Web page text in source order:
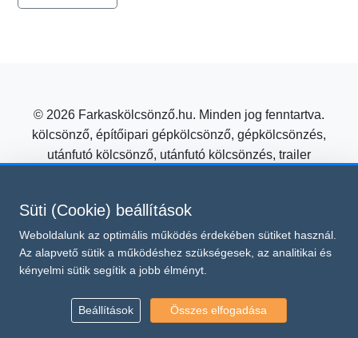
© 2026 Farkaskölcsönző.hu. Minden jog fenntartva.
kölcsönző, építőipari gépkölcsönző, gépkölcsönzés,
utánfutó kölcsönző, utánfutó kölcsönzés, trailer
Kölcsönzőtől!
Süti beállítások módosítása
Ez az oldal a reCAPTCHA v3 védelme alatt áll, amelyre a
Google Adatvédelmi irányelvei és Általános Szerződési Feltételei
vonatkoznak.
Süti (Cookie) beállítások
Weboldalunk az optimális működés érdekében sütiket használ.
Az alapvető sütik a működéshez szükségesek, az analitikai és
kényelmi sütik segítik a jobb élményt.
Beállítások Összes elfogadása